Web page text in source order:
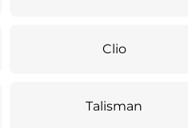
Clio
Talisman